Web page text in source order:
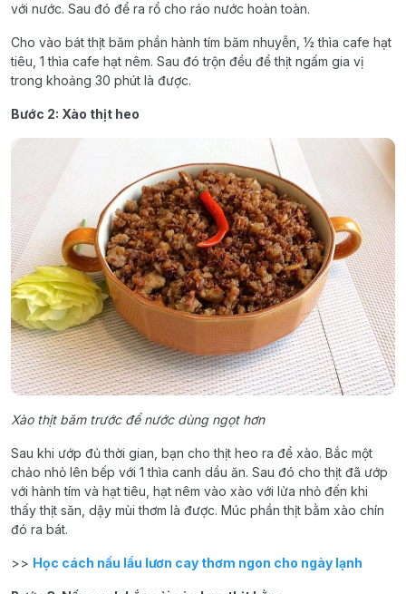
với nước. Sau đó để ra rổ cho ráo nước hoàn toàn.
Cho vào bát thịt băm phần hành tím băm nhuyễn, ½ thìa cafe hạt
tiêu, 1 thìa cafe hạt nêm. Sau đó trộn đều để thịt ngấm gia vị
trong khoảng 30 phút là được.
Bước 2: Xào thịt heo
Xào thịt băm trước để nước dùng ngọt hơn
Sau khi ướp đủ thời gian, bạn cho thịt heo ra để xào. Bắc một
chảo nhỏ lên bếp với 1 thìa canh dầu ăn. Sau đó cho thịt đã ướp
với hành tím và hạt tiêu, hạt nêm vào xào với lửa nhỏ đến khi
thấy thịt săn, dậy mùi thơm là được. Múc phần thịt bằm xào chín
đó ra bát.
>> Học cách nấu lẩu lươn cay thơm ngon cho ngày lạnh